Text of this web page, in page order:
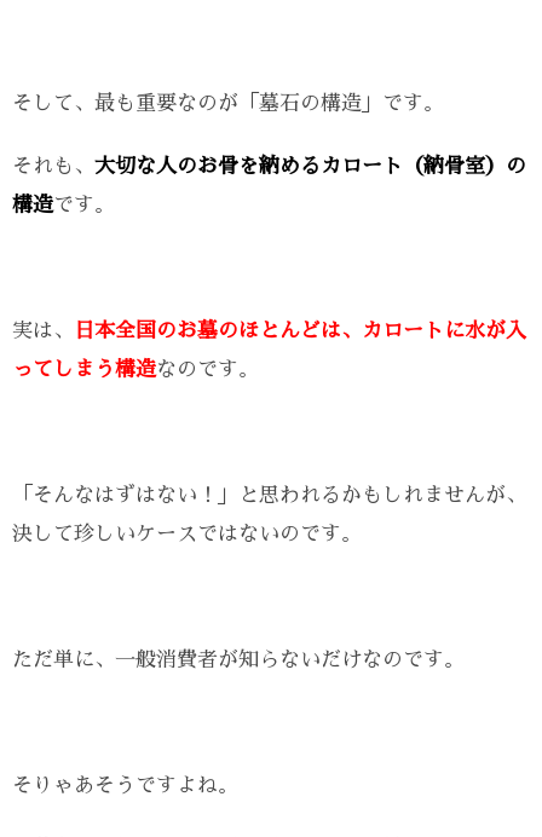
そして、最も重要なのが「墓石の構造」です。
それも、 大切な人のお骨を納めるカロート（納骨室）の
構造です。
実は、
日本全国のお墓のほとんどは、カロートに水が入
ってしまう構造なのです。
「そんなはずはない！」と思われるかもしれませんが、
決して珍しいケースではないのです。
ただ単に、一般消費者が知らないだけなのです。
そりゃあそうですよね。